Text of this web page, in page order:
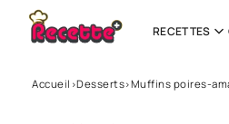
RECETTES
Accueil ›Desserts›Muffins poires-